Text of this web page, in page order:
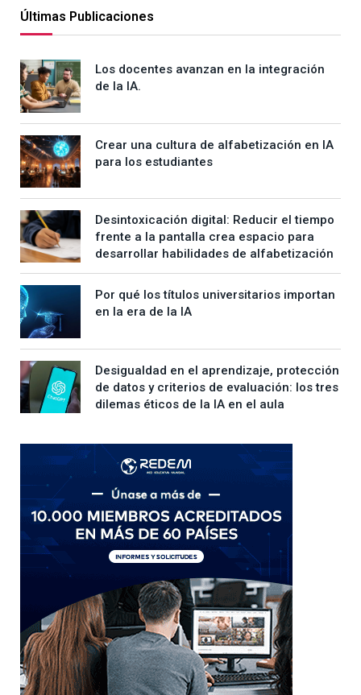
Últimas Publicaciones
Los docentes avanzan en la integración
de la IA.
Crear una cultura de alfabetización en IA
para los estudiantes
Desintoxicación digital: Reducir el tiempo
frente a la pantalla crea espacio para
desarrollar habilidades de alfabetización
Por qué los títulos universitarios importan
en la era de la IA
Desigualdad en el aprendizaje, protección
de datos y criterios de evaluación: los tres
dilemas éticos de la IA en el aula